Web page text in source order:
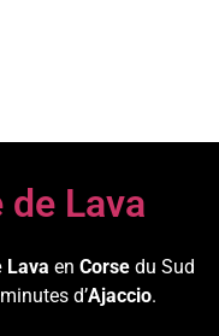
Lava
Lava en Corse du Sud
d’Ajaccio.